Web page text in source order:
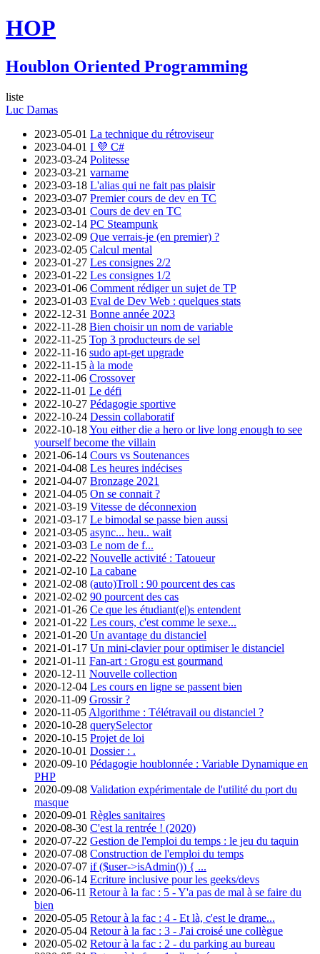
HOP
Houblon Oriented Programming
liste
Luc Damas
2023-05-01 La technique du rétroviseur
2023-04-01 I 💜 C#
2023-03-24 Politesse
2023-03-21 varname
2023-03-18 L'alias qui ne fait pas plaisir
2023-03-07 Premier cours de dev en TC
2023-03-01 Cours de dev en TC
2023-02-14 PC Steampunk
2023-02-09 Que verrais-je (en premier) ?
2023-02-05 Calcul mental
2023-01-27 Les consignes 2/2
2023-01-22 Les consignes 1/2
2023-01-06 Comment rédiger un sujet de TP
2023-01-03 Eval de Dev Web : quelques stats
2022-12-31 Bonne année 2023
2022-11-28 Bien choisir un nom de variable
2022-11-25 Top 3 producteurs de sel
2022-11-16 sudo apt-get upgrade
2022-11-15 à la mode
2022-11-06 Crossover
2022-11-01 Le défi
2022-10-27 Pédagogie sportive
2022-10-24 Dessin collaboratif
2022-10-18You either die a hero or live long enough to see
yourself become the villain
2021-06-14 Cours vs Soutenances
2021-04-08 Les heures indécises
2021-04-07 Bronzage 2021
2021-04-05 On se connait ?
2021-03-19 Vitesse de déconnexion
2021-03-17 Le bimodal se passe bien aussi
2021-03-05 async... heu.. wait
2021-03-03 Le nom de f...
2021-02-22 Nouvelle activité : Tatoueur
2021-02-10 La cabane
2021-02-08 (auto)Troll : 90 pourcent des cas
2021-02-02 90 pourcent des cas
2021-01-26 Ce que les étudiant(e|)s entendent
2021-01-22 Les cours, c'est comme le sexe...
2021-01-20 Un avantage du distanciel
2021-01-17 Un mini-clavier pour optimiser le distanciel
2021-01-11 Fan-art : Grogu est gourmand
2020-12-11 Nouvelle collection
2020-12-04 Les cours en ligne se passent bien
2020-11-09 Grossir ?
2020-11-05 Algorithme : Télétravail ou distanciel ?
2020-10-28 querySelector
2020-10-15 Projet de loi
2020-10-01 Dossier : .
2020-09-10 Pédagogie houblonnée : Variable Dynamique en
PHP
2020-09-08 Validation expérimentale de l'utilité du port du
masque
2020-09-01 Règles sanitaires
2020-08-30 C'est la rentrée ! (2020)
2020-07-22 Gestion de l'emploi du temps : le jeu du taquin
2020-07-08 Construction de l'emploi du temps
2020-07-07 if ($user->isAdmin()) { ...
2020-06-14 Ecriture inclusive pour les geeks/devs
2020-06-11 Retour à la fac : 5 - Y'a pas de mal à se faire du
bien
2020-05-05 Retour à la fac : 4 - Et là, c'est le drame...
2020-05-04 Retour à la fac : 3 - J'ai croisé une collègue
2020-05-02 Retour à la fac : 2 - du parking au bureau